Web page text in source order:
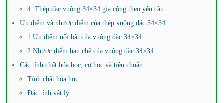
4. Thép đặc vuông 34×34 gia công theo yêu cầu
Ưu điểm và nhược điểm của thép vuông đặc 34×34
1.Ưu điểm nổi bật của vuông đặc 34×34
2.Nhược điểm hạn chế của vuông đặc 34×34
Các tính chất hóa học, cơ học và tiêu chuẩn
Tính chất hóa học
Đặc tính vật lý